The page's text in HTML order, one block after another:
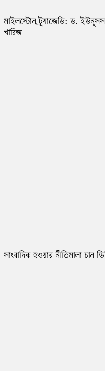
মাইলস্টোন ট্র্যাজেডি: ড.
খারিজ
সাংবাদিক হওয়ার নীতিমালা চান